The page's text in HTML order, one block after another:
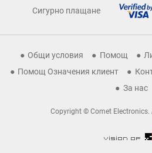
Сигурно плащане
Общи условия Помощ
Помощ Означения клиент
За нас
Copyright © Comet Electronics.